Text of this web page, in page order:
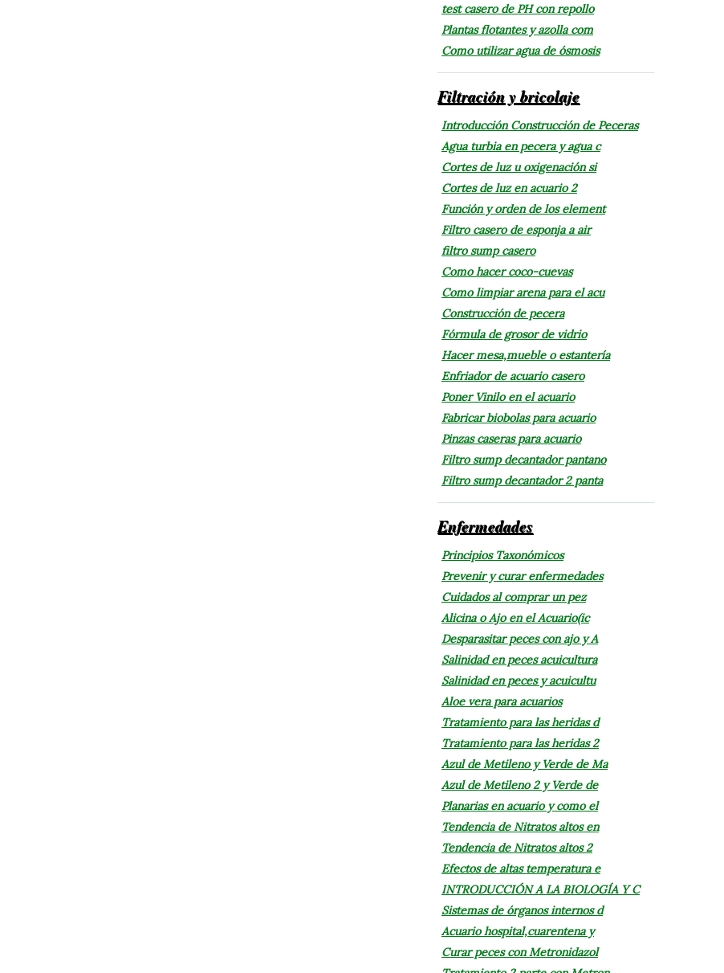
test casero de PH con repollo
Plantas flotantes y azolla com
Como utilizar agua de ósmosis
Filtración y bricolaje
Introducción Construcción de Peceras
Agua turbia en pecera y agua c
Cortes de luz u oxigenación si
Cortes de luz en acuario 2
Función y orden de los element
Filtro casero de esponja a air
filtro sump casero
Como hacer coco-cuevas
Como limpiar arena para el acu
Construcción de pecera
Fórmula de grosor de vidrio
Hacer mesa,mueble o estantería
Enfriador de acuario casero
Poner Vinilo en el acuario
Fabricar biobolas para acuario
Pinzas caseras para acuario
Filtro sump decantador pantano
Filtro sump decantador 2 panta
Enfermedades
Principios Taxonómicos
Prevenir y curar enfermedades
Cuidados al comprar un pez
Alicina o Ajo en el Acuario(ic
Desparasitar peces con ajo y A
Salinidad en peces acuicultura
Salinidad en peces y acuicultu
Aloe vera para acuarios
Tratamiento para las heridas d
Tratamiento para las heridas 2
Azul de Metileno y Verde de Ma
Azul de Metileno 2 y Verde de
Planarias en acuario y como el
Tendencia de Nitratos altos en
Tendencia de Nitratos altos 2
Efectos de altas temperatura e
INTRODUCCIÓN A LA BIOLOGÍA Y C
Sistemas de órganos internos d
Acuario hospital,cuarentena y
Curar peces con Metronidazol